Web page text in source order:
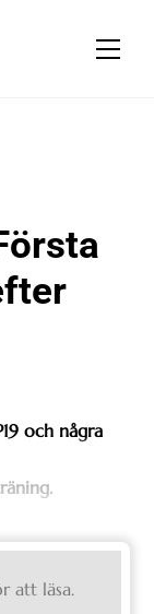
och några
att läsa.